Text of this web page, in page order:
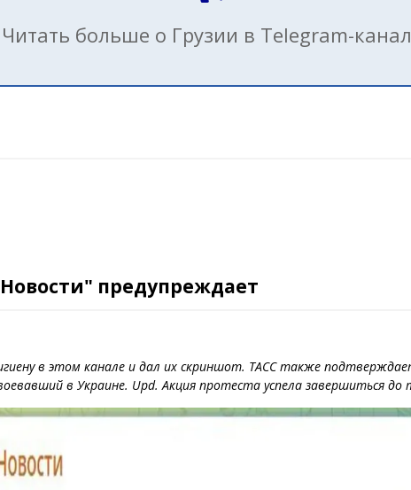
Читать больше о Грузии в Telegram-
предупреждает
в этом канале и дал их скриншот. ТАСС также
в Украине. Upd. Акция протеста успела завершиться до